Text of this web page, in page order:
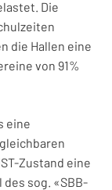
Die
die Hallen eine
von 91%
eine
Zustand eine
des sog. «SBB-